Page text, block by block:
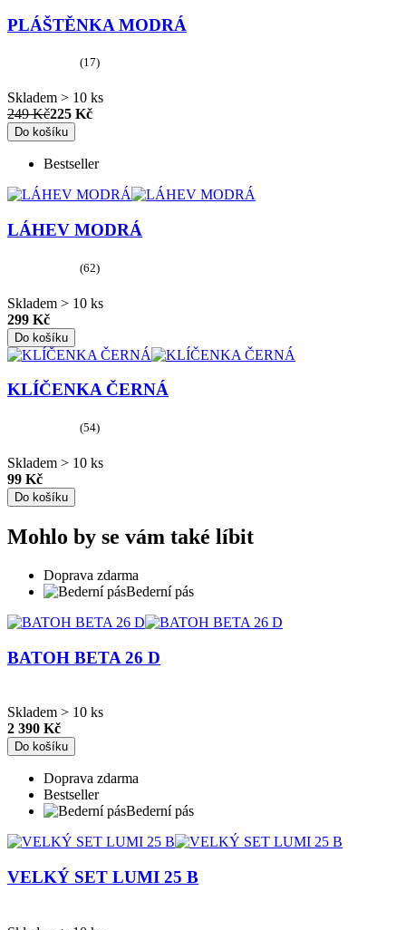
PLÁŠTĚNKA MODRÁ
(17)
Skladem > 10 ks
249 Kč225 Kč
Do košíku
Bestseller
LÁHEV MODRÁ
(62)
Skladem > 10 ks
299 Kč
Do košíku
KLÍČENKA ČERNÁ
(54)
Skladem > 10 ks
99 Kč
Do košíku
Mohlo by se vám také líbit
Doprava zdarma
Bederní pás
BATOH BETA 26 D
Skladem > 10 ks
2 390 Kč
Do košíku
Doprava zdarma
Bestseller
Bederní pás
VELKÝ SET LUMI 25 B